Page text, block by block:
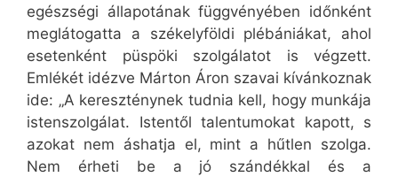
egészségi állapotának függvényében időnként
meglátogatta a székelyföldi plébániákat, ahol
esetenként püspöki szolgálatot is végzett.
Emlékét idézve Márton Áron szavai kívánkoznak
ide: „A kereszténynek tudnia kell, hogy munkája
istenszolgálat. Istentől talentumokat kapott, s
azokat nem áshatja el, mint a hűtlen szolga.
Nem érheti be a jó szándékkal és a